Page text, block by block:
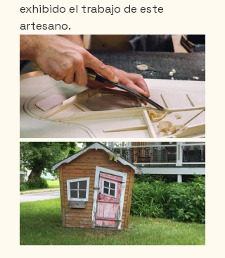
exhibido el trabajo de este
artesano.